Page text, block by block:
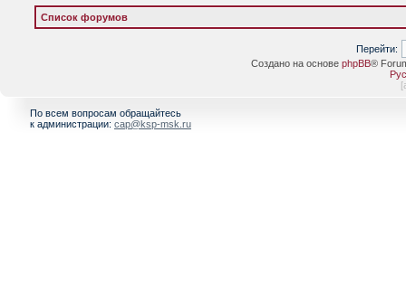
Список форумов
Перейти:
Создано на основе phpBB®
[
По всем вопросам обращайтесь
к администрации: cap@ksp-msk.ru